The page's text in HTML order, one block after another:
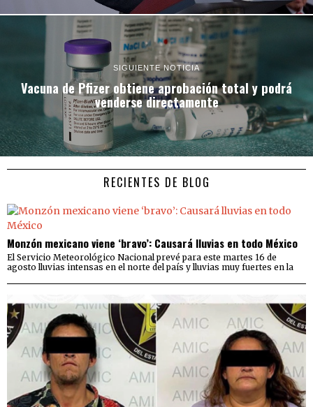
SIGUIENTE NOTICIA
Vacuna de Pfizer obtiene aprobación total y podrá
venderse directamente
RECIENTES DE BLOG
Monzón mexicano viene ‘bravo’: Causará lluvias en todo México
El Servicio Meteorológico Nacional prevé para este martes 16 de
agosto lluvias intensas en el norte del país y lluvias muy fuertes en la